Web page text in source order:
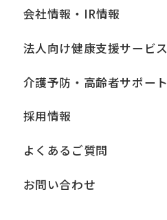
会社情報・IR情報
法人向け健康支援サービス
介護予防・高齢者サポート
採用情報
よくあるご質問
お問い合わせ